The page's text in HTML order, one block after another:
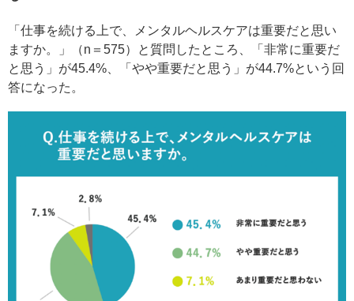
「仕事を続ける上で、メンタルヘルスケアは重要だと思い
ますか。」（n＝575）と質問したところ、「非常に重要だ
と思う」が45.4%、「やや重要だと思う」が44.7%という回
答になった。